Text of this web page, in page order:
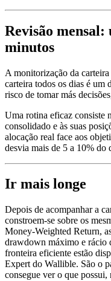
Revisão
minutos
A monitorização da
carteira todos os dias é um
risco de tomar más
Uma rotina eficaz consiste
consolidado e às suas
alocação real face aos
desvia mais de 5 a 10% do
Ir mais longe
Depois de acompanhar a
constroem-se sobre os
Money-Weighted Return,
drawdown máximo e rácio
fronteira eficiente estão
Expert do Wallible. São o
consegue ver o que possui,